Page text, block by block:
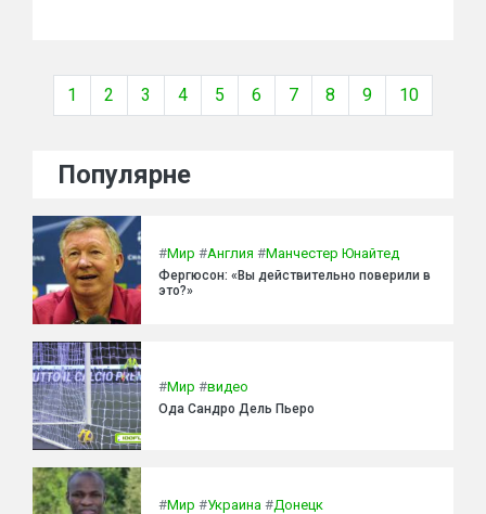
1 2 3 4 5 6 7 8 9 10
Популярне
#Мир #Англия #Манчестер Юнайтед
Фергюсон: «Вы действительно поверили в
это?»
#Мир #видео
Ода Сандро Дель Пьеро
#Мир #Украина #Донецк